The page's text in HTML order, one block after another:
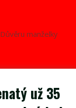
manželky
už 35